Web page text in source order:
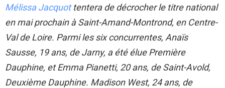
Mélissa Jacquottentera de décrocher le titre national
en mai prochain à Saint-Amand-Montrond, en Centre-
Val de Loire. Parmi les six concurrentes, Anaïs
Sausse, 19 ans, de Jarny, a été élue Première
Dauphine, et Emma Pianetti, 20 ans, de Saint-Avold,
Deuxième Dauphine. Madison West, 24 ans, de